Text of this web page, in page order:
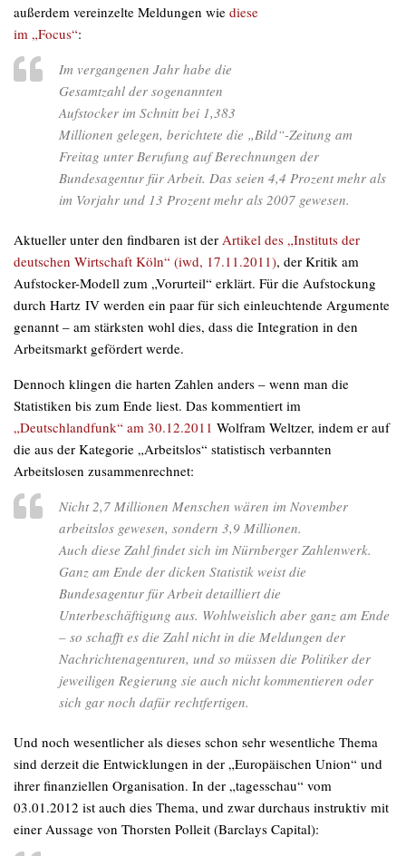
außerdem vereinzelte Meldungen wie diese
im „Focus“:
Im vergangenen Jahr habe die
Gesamtzahl der sogenannten
Aufstocker im Schnitt bei 1,383
Millionen gelegen, berichtete die „Bild“-Zeitung am
Freitag unter Berufung auf Berechnungen der
Bundesagentur für Arbeit. Das seien 4,4 Prozent mehr als
im Vorjahr und 13 Prozent mehr als 2007 gewesen.
Aktueller unter den findbaren ist der Artikel des „Instituts der
deutschen Wirtschaft Köln“ (iwd, 17.11.2011), der Kritik am
Aufstocker-Modell zum „Vorurteil“ erklärt. Für die Aufstockung
durch Hartz IV werden ein paar für sich einleuchtende Argumente
genannt – am stärksten wohl dies, dass die Integration in den
Arbeitsmarkt gefördert werde.
Dennoch klingen die harten Zahlen anders – wenn man die
Statistiken bis zum Ende liest. Das kommentiert im
„Deutschlandfunk“ am 30.12.2011 Wolfram Weltzer, indem er auf
die aus der Kategorie „Arbeitslos“ statistisch verbannten
Arbeitslosen zusammenrechnet:
Nicht 2,7 Millionen Menschen wären im November
arbeitslos gewesen, sondern 3,9 Millionen.
Auch diese Zahl findet sich im Nürnberger Zahlenwerk.
Ganz am Ende der dicken Statistik weist die
Bundesagentur für Arbeit detailliert die
Unterbeschäftigung aus. Wohlweislich aber ganz am Ende
– so schafft es die Zahl nicht in die Meldungen der
Nachrichtenagenturen, und so müssen die Politiker der
jeweiligen Regierung sie auch nicht kommentieren oder
sich gar noch dafür rechtfertigen.
Und noch wesentlicher als dieses schon sehr wesentliche Thema
sind derzeit die Entwicklungen in der „Europäischen Union“ und
ihrer finanziellen Organisation. In der „tagesschau“ vom
03.01.2012 ist auch dies Thema, und zwar durchaus instruktiv mit
einer Aussage von Thorsten Polleit (Barclays Capital):